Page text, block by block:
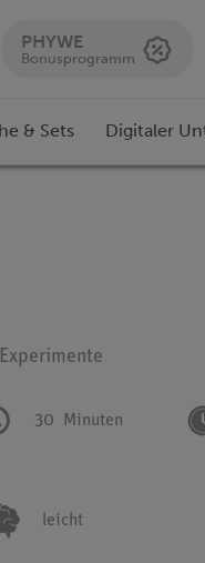
PHYWE
Bonusprogramm
& Sets Digitaler
30 Minuten
leicht